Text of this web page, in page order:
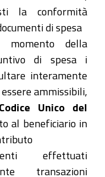
la conformità
di spesa
della
di spesa i
interamente
ammissibili,
Unico del
al beneficiario in
effettuati
transazioni